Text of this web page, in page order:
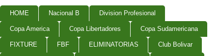
HOME Nacional B Division Profesional
Copa America Copa Libertadores Copa Sudamericana
FIXTURE FBF ELIMINATORIAS Club Bolivar